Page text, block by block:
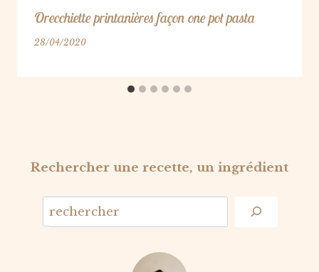
Orecchiette printanières façon one pot pasta
28/04/2020
Rechercher une recette, un ingrédient